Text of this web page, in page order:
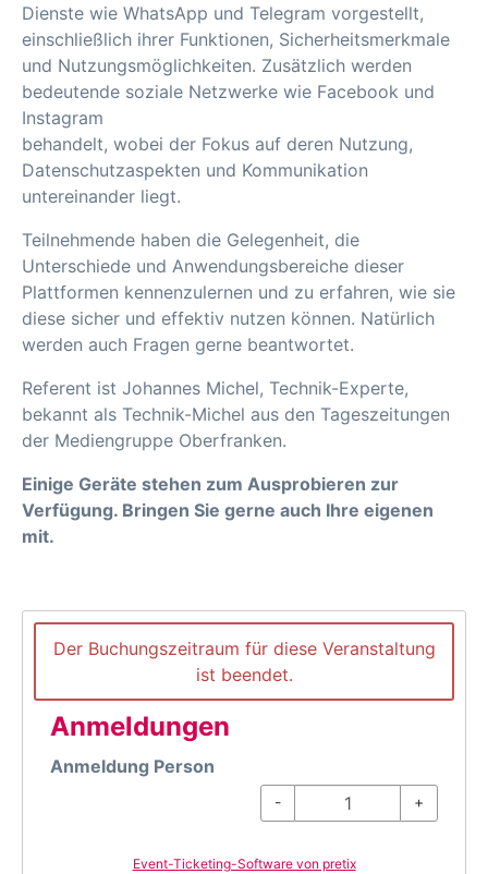
Dienste wie WhatsApp und Telegram vorgestellt,
einschließlich ihrer Funktionen, Sicherheitsmerkmale
und Nutzungsmöglichkeiten. Zusätzlich werden
bedeutende soziale Netzwerke wie Facebook und
Instagram
behandelt, wobei der Fokus auf deren Nutzung,
Datenschutzaspekten und Kommunikation
untereinander liegt.
Teilnehmende haben die Gelegenheit, die
Unterschiede und Anwendungsbereiche dieser
Plattformen kennenzulernen und zu erfahren, wie sie
diese sicher und effektiv nutzen können. Natürlich
werden auch Fragen gerne beantwortet.
Referent ist Johannes Michel, Technik-Experte,
bekannt als Technik-Michel aus den Tageszeitungen
der Mediengruppe Oberfranken.
Einige Geräte stehen zum Ausprobieren zur
Verfügung. Bringen Sie gerne auch Ihre eigenen
mit.
Der Buchungszeitraum für diese Veranstaltung
ist beendet.
Anmeldungen
Anmeldung Person
- +
Event-Ticketing-Software von pretix